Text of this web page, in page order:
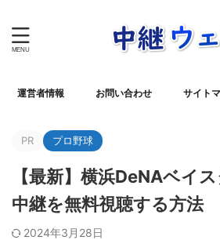
運営者情報 お問い合わせ サイト
PR プロ野球
【最新】横浜DeNAベイ
中継を無料視聴する方法
2024年3月28日